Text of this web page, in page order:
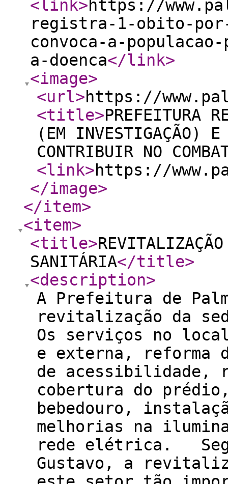
<link>https://
registra-1-obito-por-
convoca-a-
a-doenca</link>
<image>
<url>https://
<title>PREFEITURA
(EM INVESTIGAÇÃO) E
CONTRIBUIR NO
<link>https://
</image>
</item>
<item>
<title>
SANITÁRIA</title>
<description>
A Prefeitura de
revitalização da
Os serviços no
e externa, reforma
de acessibilidade,
cobertura do
bebedouro,
melhorias na
rede elétrica.
Gustavo, a